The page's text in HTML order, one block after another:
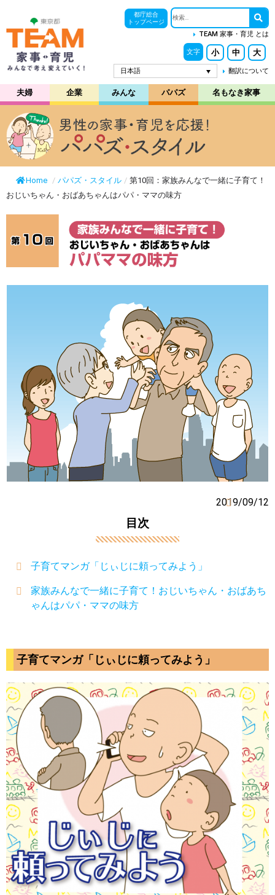
都庁総合
トップページ
TEAM 家事・育児 とは
文字 小 中 大
日本語 翻訳について
夫婦 企業 みんな パパズ 名もなき家事
Home / パパズ・スタイル / 第10回：家族みんなで一緒に子育て！
おじいちゃん・おばあちゃんはパパ・ママの味方
2019/09/12
目次
子育てマンガ「じぃじに頼ってみよう」
家族みんなで一緒に子育て！おじいちゃん・おばあち
ゃんはパパ・ママの味方
子育てマンガ「じぃじに頼ってみよう」